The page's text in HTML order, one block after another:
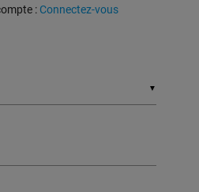
: Connectez-vous
▼